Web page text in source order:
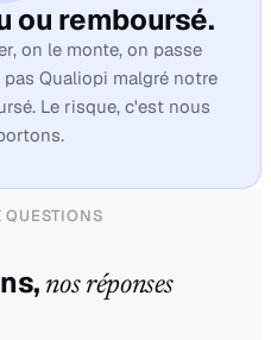
ou remboursé.
on le monte, on passe
Qualiopi malgré notre
Le risque, c'est nous
QUESTIONS
nos réponses